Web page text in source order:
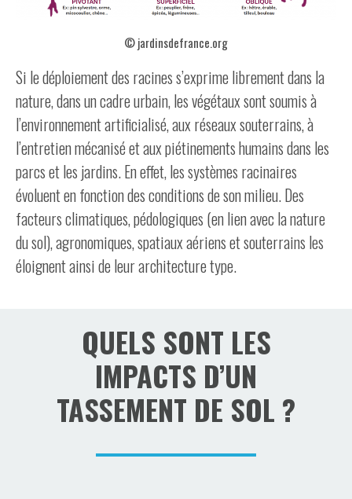
© jardinsdefrance.org
Si le déploiement des racines s’exprime librement dans la
nature, dans un cadre urbain, les végétaux sont soumis à
l’environnement artificialisé, aux réseaux souterrains, à
l’entretien mécanisé et aux piétinements humains dans les
parcs et les jardins. En effet, les systèmes racinaires
évoluent en fonction des conditions de son milieu. Des
facteurs climatiques, pédologiques (en lien avec la nature
du sol), agronomiques, spatiaux aériens et souterrains les
éloignent ainsi de leur architecture type.
QUELS SONT LES
IMPACTS D’UN
TASSEMENT DE SOL ?